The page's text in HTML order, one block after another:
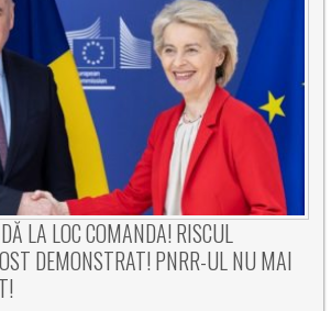
LA LOC COMANDA! RISCUL
DEMONSTRAT! PNRR-UL NU MAI